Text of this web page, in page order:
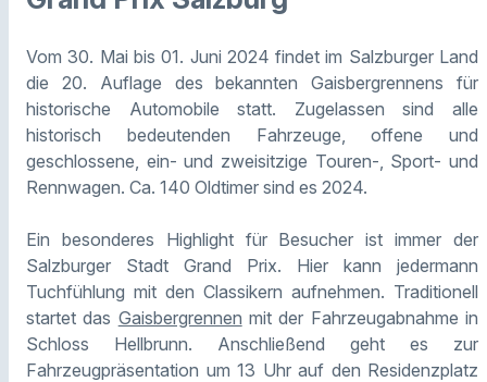
Vom 30. Mai bis 01. Juni 2024 findet im Salzburger Land
die 20. Auflage des bekannten Gaisbergrennens für
historische Automobile statt. Zugelassen sind alle
historisch bedeutenden Fahrzeuge, offene und
geschlossene, ein- und zweisitzige Touren-, Sport- und
Rennwagen. Ca. 140 Oldtimer sind es 2024.
Ein besonderes Highlight für Besucher ist immer der
Salzburger Stadt Grand Prix. Hier kann jedermann
Tuchfühlung mit den Classikern aufnehmen. Traditionell
startet das Gaisbergrennen mit der Fahrzeugabnahme in
Schloss Hellbrunn. Anschließend geht es zur
Fahrzeugpräsentation um 13 Uhr auf den Residenzplatz